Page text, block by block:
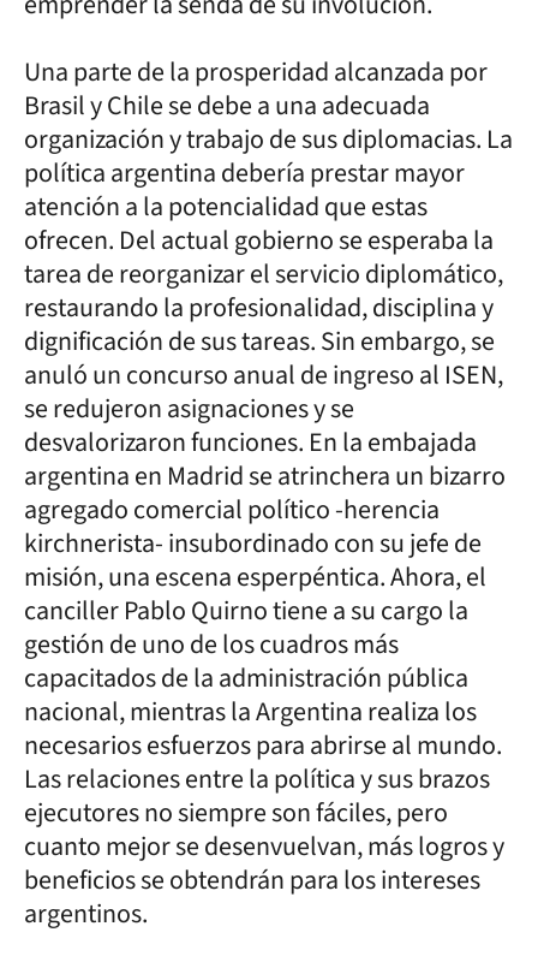
Una parte de la prosperidad alcanzada por
Brasil y Chile se debe a una adecuada
organización y trabajo de sus diplomacias. La
política argentina debería prestar mayor
atención a la potencialidad que estas
ofrecen. Del actual gobierno se esperaba la
tarea de reorganizar el servicio diplomático,
restaurando la profesionalidad, disciplina y
dignificación de sus tareas. Sin embargo, se
anuló un concurso anual de ingreso al ISEN,
se redujeron asignaciones y se
desvalorizaron funciones. En la embajada
argentina en Madrid se atrinchera un bizarro
agregado comercial político -herencia
kirchnerista- insubordinado con su jefe de
misión, una escena esperpéntica. Ahora, el
canciller Pablo Quirno tiene a su cargo la
gestión de uno de los cuadros más
capacitados de la administración pública
nacional, mientras la Argentina realiza los
necesarios esfuerzos para abrirse al mundo.
Las relaciones entre la política y sus brazos
ejecutores no siempre son fáciles, pero
cuanto mejor se desenvuelvan, más logros y
beneficios se obtendrán para los intereses
argentinos.